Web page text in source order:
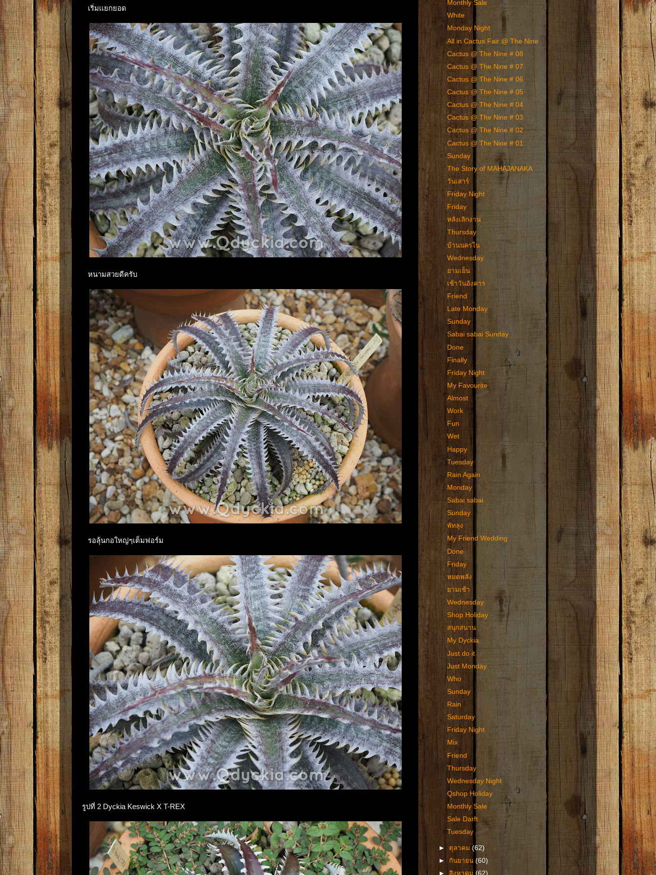
เริ่มเเยกยอด
หนามสวยดีครับ
รอลุ้นกอใหญ่ๆเต็มฟอร์ม
รูปที่ 2 Dyckia Keswick X T-REX
Monthly Sale
White
Monday Night
All in Cactus Fair @ The Nine
Cactus @ The Nine # 08
Cactus @ The Nine # 07
Cactus @ The Nine # 06
Cactus @ The Nine # 05
Cactus @ The Nine # 04
Cactus @ The Nine # 03
Cactus @ The Nine # 02
Cactus @ The Nine # 01
Sunday
The Story of MAHAJANAKA
วันเสาร์
Friday Night
Friday
หลังเลิกงาน
Thursday
บ้านนครใน
Wednesday
ยามเย็น
เช้าวันอังคาร
Friend
Late Monday
Sunday
Sabai sabai Sunday
Done
Finally
Friday Night
My Favourite
Almost
Work
Fun
Wet
Happy
Tuesday
Rain Again
Monday
Sabai sabai
Sunday
พัทลุง
My Friend Wedding
Done
Friday
หมดพลัง
ยามเช้า
Wednesday
Shop Holiday
สนุกสนาน
My Dyckia
Just do it
Just Monday
Who
Sunday
Rain
Saturday
Friday Night
Mix
Friend
Thursday
Wednesday Night
Qshop Holiday
Monthly Sale
Sale Darft
Tuesday
► ตุลาคม(62)
► กันยายน(60)
►สิงหาคม (62)